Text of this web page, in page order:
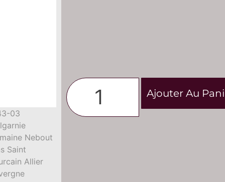
Ajouter Au